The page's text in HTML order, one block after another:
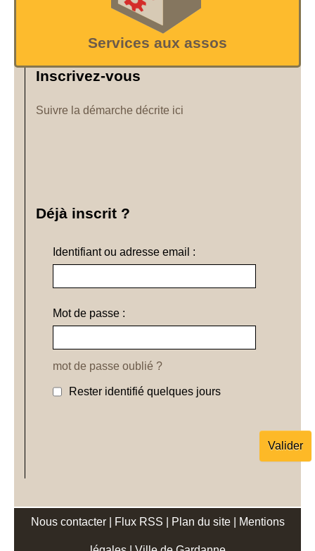
Services aux assos
Inscrivez-vous
Suivre la démarche décrite ici
Déjà inscrit ?
Identifiant ou adresse email :
Mot de passe :
mot de passe oublié ?
Rester identifié quelques jours
Nous contacter Flux RSS Plan du site Mentions